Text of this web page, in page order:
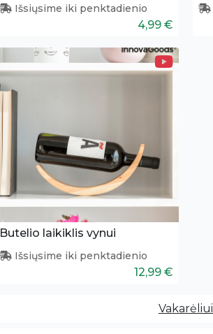
Išsiųsime iki penktadienio
4,99 €
Butelio laikiklis vynui
Išsiųsime iki penktadienio
12,99 €
Vakarėliui